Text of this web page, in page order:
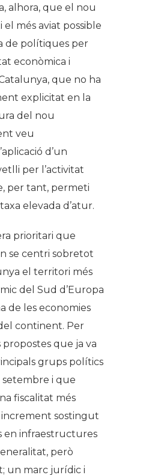
alhora, que el nou
més aviat possible
de polítiques per
econòmica i
que no ha
explicitat en la
del nou
veu
d’un
per l’activitat
per tant, permeti
elevada d’atur.
prioritari que
se centri sobretot
el territori més
del Sud d’Europa
de les economies
continent. Per
propostes que ja va
grups polítics
setembre i que
fiscalitat més
sostingut
en infraestructures
però
un marc jurídic i